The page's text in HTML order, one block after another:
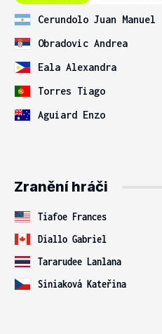
Cerundolo Juan Manuel
Obradovic Andrea
Eala Alexandra
Torres Tiago
Aguiard Enzo
Zranění hráči
Tiafoe Frances
Diallo Gabriel
Tararudee Lanlana
Siniaková Kateřina